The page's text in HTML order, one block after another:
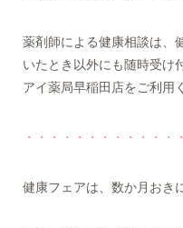
薬剤師による健康相談は、
いたとき以外にも随時受け
アイ薬局早稲田店をご利用
・・・・・・・・・・・
健康フェアは、数か月おき